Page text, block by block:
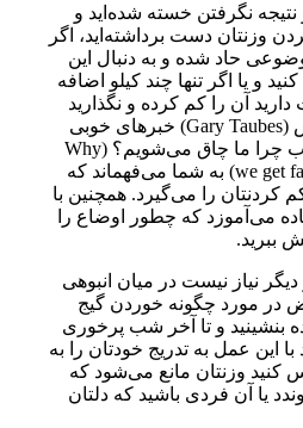
نگرفتن خسته شده‌اید و
دست برداشته‌اید، اگر
حاد شده و به دنبال این
اگر تنها چند کیلو اضافه‌
آن را کم کرده و نگذارید
مجددا برگردد، گری تابس (Gary Taubes) خبرهای خوبی
برای شما دارد. او در کتاب چرا ما چاق می‌شویم؟ (Why
we get fat and what to do about it) به شما می‌فهماند که
را می‌گیرد. همچنین با
که چطور اوضاع را
نیست در میان انبوهی
چگونه خوردن گیج
و تا آخر شب پرخوری
عمل به‌ تدریج خودتان را به
وزنتان مانع می‌شود که
آن‌ فردی باشید که دلتان